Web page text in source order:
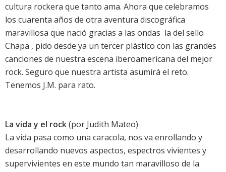
cultura rockera que tanto ama. Ahora que celebramos
los cuarenta años de otra aventura discográfica
maravillosa que nació gracias a las ondas  la del sello
Chapa , pido desde ya un tercer plástico con las grandes
­canciones de nuestra escena iberoamericana del mejor
rock. Seguro que nuestra artista asumirá el reto.
Tenemos J.M. para rato.
La vida y el rock(por Judith Mateo)
La vida pasa como una caracola, nos va enrollando y
desarrollando nuevos aspectos, espectros vivientes y
supervivientes en este mundo tan maravilloso de la